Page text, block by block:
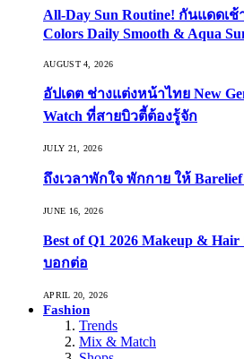
All-Day Sun Routine! กันแดดเช้
Colors Daily Smooth & Aqua
AUGUST 4, 2026
อัปเดต ช่างแต่งหน้าไทย New
Watch ที่สายบิวตี้ต้องรู้จัก
JULY 21, 2026
ถึงเวลาพักใจ พักกาย ให้
JUNE 16, 2026
Best of Q1 2026 Makeup &
บอกต่อ
APRIL 20, 2026
Fashion
Trends
Mix & Match